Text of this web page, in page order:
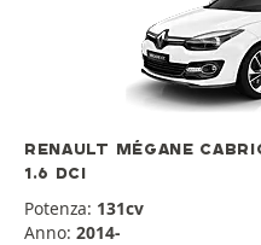
RENAULT MÉGANE
1.6 DCI
Potenza: 131cv
Anno: 2014-